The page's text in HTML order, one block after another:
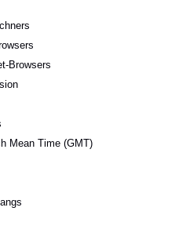
Browsers
Mean Time (GMT)